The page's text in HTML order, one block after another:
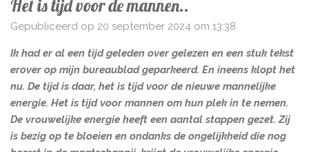
hoofdinhoud
Het is tijd voor de mannen..
Gepubliceerd op 20 september 2024 om 13:38
Ik had er al een tijd geleden over gelezen en een stuk tekst
erover op mijn bureaublad geparkeerd. En ineens klopt het
nu. De tijd is daar, het is tijd voor de nieuwe mannelijke
energie. Het is tijd voor mannen om hun plek in te nemen.
De vrouwelijke energie heeft een aantal stappen gezet. Zij
is bezig op te bloeien en ondanks de ongelijkheid die nog